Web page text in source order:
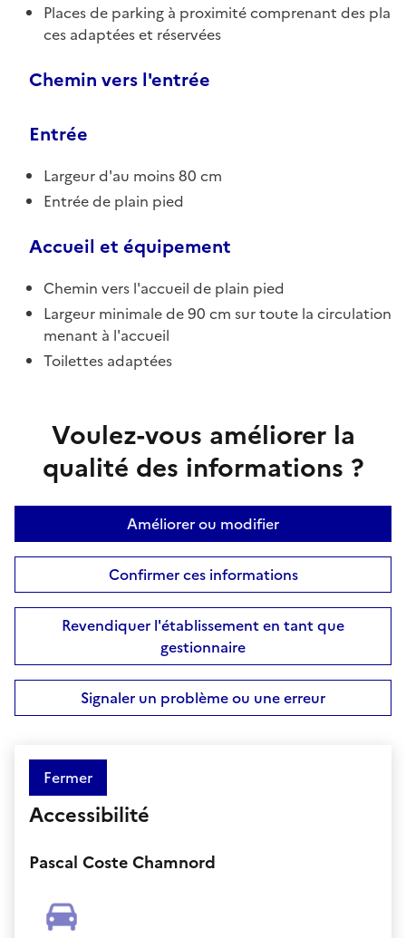
Places de parking à proximité comprenant des pla
ces adaptées et réservées
Chemin vers l'entrée
Entrée
Largeur d'au moins 80 cm
Entrée de plain pied
Accueil et équipement
Chemin vers l'accueil de plain pied
Largeur minimale de 90 cm sur toute la circulation
menant à l'accueil
Toilettes adaptées
Voulez-vous améliorer la
qualité des informations ?
Améliorer ou modifier
Confirmer ces informations
Revendiquer l'établissement en tant que
gestionnaire
Signaler un problème ou une erreur
Fermer
Accessibilité
Pascal Coste Chamnord